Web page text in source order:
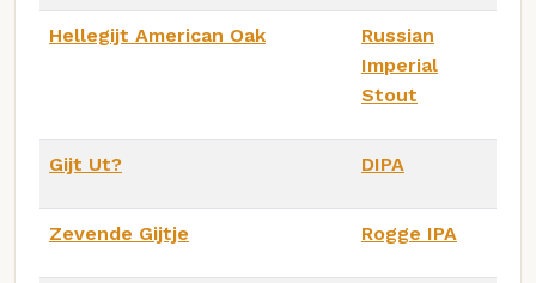
Hellegijt American Oak
Russian
Imperial
Stout
Gijt Ut? DIPA
Zevende Gijtje Rogge IPA